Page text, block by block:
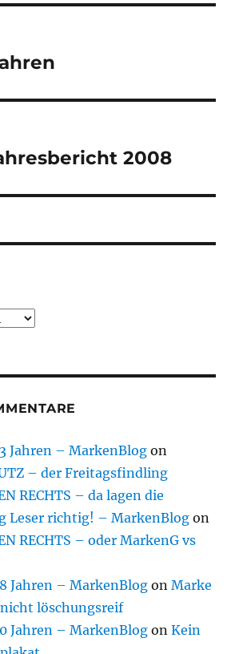
2008
Jahren – MarkenBlog on
– der Freitagsfindling
RECHTS – da lagen die
Leser richtig! – MarkenBlog on
RECHTS – oder MarkenG vs
Jahren – MarkenBlog onMarke
löschungsreif
Jahren – MarkenBlog onKein